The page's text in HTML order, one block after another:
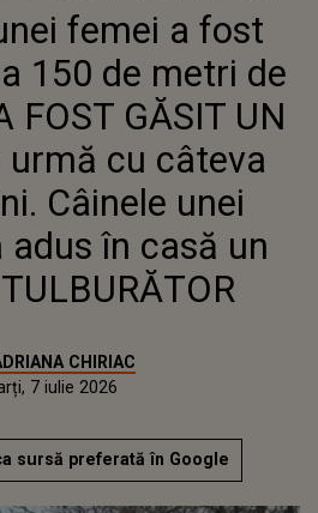
DESCOPERIT LA 150 DE METRI DE
UNDE A FOST GĂSIT UN
ÎN URMĂ CU CÂTEVA
CÂINELE UNEI
A ADUS ÎN CASĂ UN
femei a fost
150 de metri de
FOST GĂSIT UN
urmă cu câteva
Câinele unei
adus în casă un
CHIRIAC
7 iulie 2026
sursă preferată în Google